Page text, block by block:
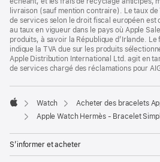
livraison (sauf mention contraire). Le taux
de services selon le droit fiscal européen est
au taux en vigueur dans le pays où Apple
produits, à savoir la République d’Irlande.
indique la TVA due sur les produits
Apple Distribution International Ltd. agit en
de services chargé des réclamations pour
Apple
Watch
Acheter des bracelets
Apple Watch Hermès - Bracelet
S’informer et acheter